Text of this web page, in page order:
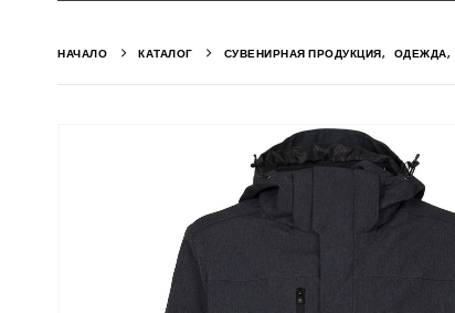
НАЧАЛО КАТАЛОГ СУВЕНИРНАЯ ПРОДУКЦИЯ, ОДЕЖДА,